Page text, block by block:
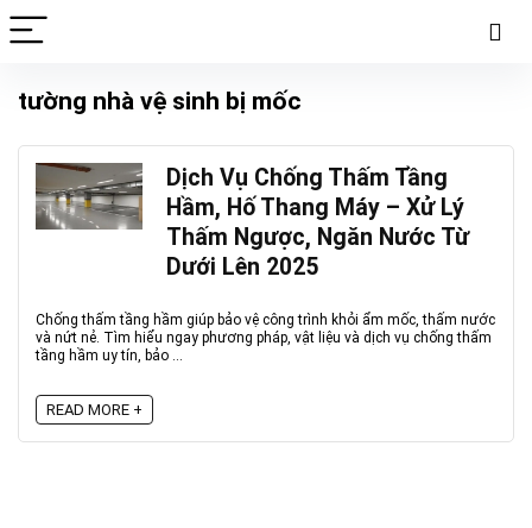
tường nhà vệ sinh bị mốc
Dịch Vụ Chống Thấm Tầng
Hầm, Hố Thang Máy – Xử Lý
Thấm Ngược, Ngăn Nước Từ
Dưới Lên 2025
Chống thấm tầng hầm giúp bảo vệ công trình khỏi ẩm mốc, thấm nước
và nứt nẻ. Tìm hiểu ngay phương pháp, vật liệu và dịch vụ chống thấm
tầng hầm uy tín, bảo ...
READ MORE +